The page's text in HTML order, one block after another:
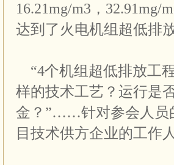
16.21mg/m3，32.91mg/
达到了火电机组超低排
“4个机组超低排放工
样的技术工艺？运行是
金？”……针对参会人员
目技术供方企业的工作